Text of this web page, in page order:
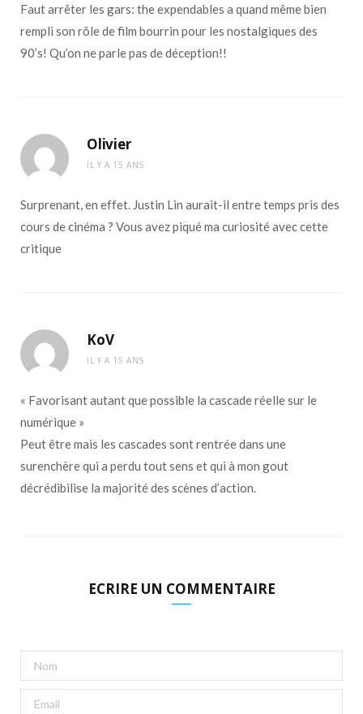
Faut arrêter les gars: the expendables a quand même bien
rempli son rôle de film bourrin pour les nostalgiques des
90’s! Qu’on ne parle pas de déception!!
Olivier
IL Y A 15 ANS
Surprenant, en effet. Justin Lin aurait-il entre temps pris des
cours de cinéma ? Vous avez piqué ma curiosité avec cette
critique
KoV
IL Y A 15 ANS
« Favorisant autant que possible la cascade réelle sur le
numérique »
Peut être mais les cascades sont rentrée dans une
surenchère qui a perdu tout sens et qui à mon gout
décrédibilise la majorité des scènes d’action.
ECRIRE UN COMMENTAIRE